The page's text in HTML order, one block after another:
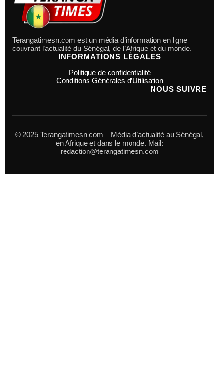
Terangatimesn.com est un média d’information en ligne
couvrant l’actualité du Sénégal, de l’Afrique et du monde.
INFORMATIONS LÉGALES
Politique de confidentialité
Conditions Générales d’Utilisation
NOUS SUIVRE
© 2025 Terangatimesn.com – Média d’actualité au Sénégal,
en Afrique et dans le monde. Mail:
redaction@terangatimesn.com